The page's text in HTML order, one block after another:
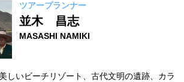
ツアープランナー
並木 昌志
MASASHI NAMIKI
しいビーチリゾート、古代文明の遺跡、カラ